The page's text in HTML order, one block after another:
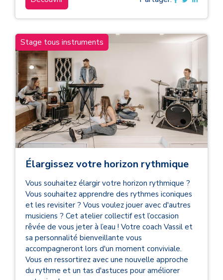
Stage tous instruments
Élargissez votre horizon rythmique
Vous souhaitez élargir votre horizon rythmique ?
Vous souhaitez apprendre des rythmes iconiques
et les revisiter ? Vous voulez jouer avec d'autres
musiciens ? Cet atelier collectif est l’occasion
rêvée de vous jeter à l’eau ! Votre coach Vassil et
sa personnalité bienveillante vous
accompagneront lors d'un moment conviviale.
Vous en ressortirez avec une nouvelle approche
du rythme et un tas d'astuces pour améliorer